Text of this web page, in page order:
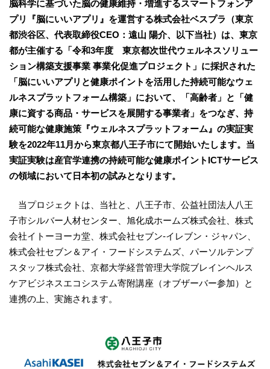
脳科学に基づいた脳の健康維持・増進するスマートフォンア
プリ『脳にいいアプリ』を運営する株式会社ベスプラ（東京
都渋谷区、代表取締役CEO：遠山 陽介、以下当社）は、東京
都が主催する「令和3年度 東京都次世代ウェルネスソリュー
ション構築支援事業 事業化促進プロジェクト」に採択された
「脳にいいアプリと健康ポイントを活用した持続可能なウェ
ルネスプラットフォーム構築」において、「高齢者」と「健
康に資する商品・サービスを展開する事業者」をつなぎ、持
続可能な健康施策『ウェルネスプラットフォーム』の実証実
験を2022年11月から東京都八王子市にて開始いたします。当
実証実験は産官学連携の持続可能な健康ポイントICTサービス
の領域において日本初の試みとなります。
当プロジェクトは、当社と、八王子市、公益社団法人八王
子市シルバー人材センター、旭化成ホームズ株式会社、株式
会社イトーヨーカ堂、株式会社セブン‐イレブン・ジャパン、
株式会社セブン＆アイ・フードシステムズ、パーソルテンプ
スタッフ株式会社、京都大学経営管理大学院ブレインヘルス
ケアビジネスエコシステム寄附講座（オブザーバー参加）と
連携の上、実施されます。